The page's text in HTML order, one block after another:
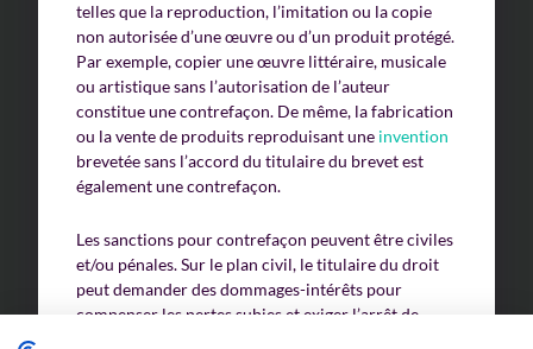
telles que la reproduction, l’imitation ou la copie
non autorisée d’une œuvre ou d’un produit protégé.
Par exemple, copier une œuvre littéraire, musicale
ou artistique sans l’autorisation de l’auteur
constitue une contrefaçon. De même, la fabrication
ou la vente de produits reproduisant une invention
brevetée sans l’accord du titulaire du brevet est
également une contrefaçon.
Les sanctions pour contrefaçon peuvent être civiles
et/ou pénales. Sur le plan civil, le titulaire du droit
peut demander des dommages-intérêts pour
compenser les pertes subies et exiger l’arrêt de